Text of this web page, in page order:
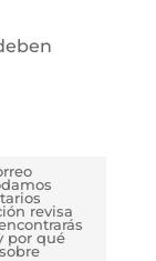
revisa
por qué